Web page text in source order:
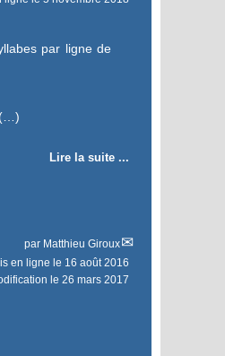
par ligne de
(…)
Lire la suite ...
par Matthieu Giroux
en ligne le 16 août 2016
le 26 mars 2017